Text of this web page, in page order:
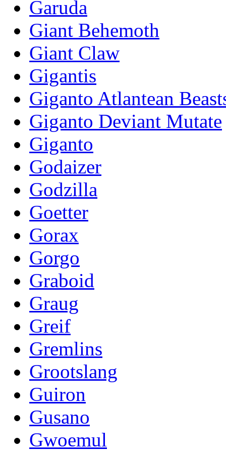
Garuda
Giant Behemoth
Giant Claw
Gigantis
Giganto Atlantean
Giganto Deviant Mutate
Giganto
Godaizer
Godzilla
Goetter
Gorax
Gorgo
Graboid
Graug
Greif
Gremlins
Grootslang
Guiron
Gusano
Gwoemul